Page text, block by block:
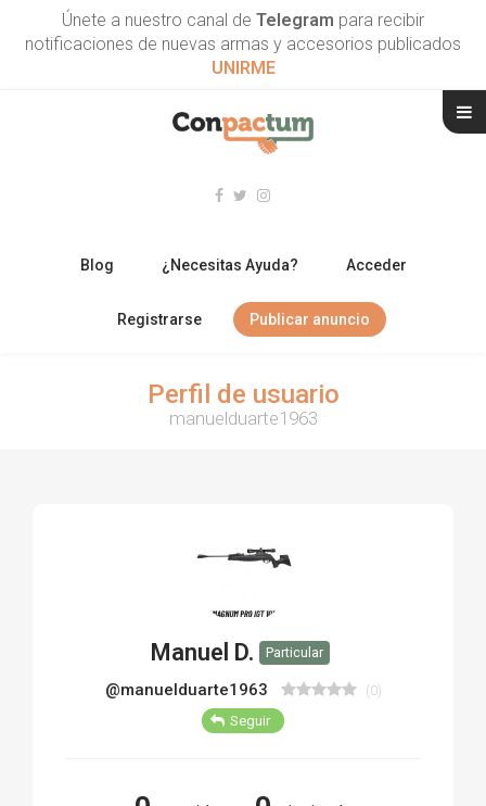
Únete a nuestro canal de Telegram para recibir
notificaciones de nuevas armas y accesorios publicados
UNIRME
Blog ¿Necesitas Ayuda? Acceder
Registrarse Publicar anuncio
Perfil de usuario
manuelduarte1963
Manuel D. Particular
@manuelduarte1963 (0)
Seguir